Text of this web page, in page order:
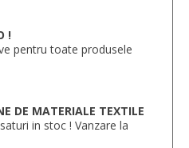
!
pentru toate produsele
DE MATERIALE TEXTILE
in stoc ! Vanzare la